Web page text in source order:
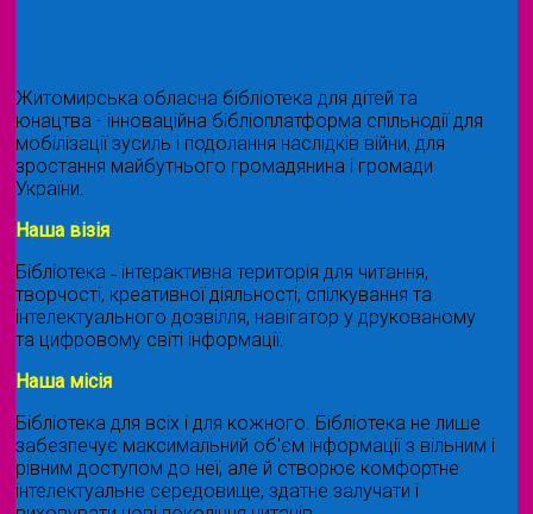
Житомирська обласна бібліотека для дітей та
юнацтва - інноваційна бібліоплатформа спільнодії для
мобілізації зусиль і подолання наслідків війни, для
зростання майбутнього громадянина і громади
України.
Наша візія
Бібліотека ˗ інтерактивна територія для читання,
творчості, креативної діяльності, спілкування та
інтелектуального дозвілля, навігатор у друкованому
та цифровому світі інформації.
Наша місія
Бібліотека для всіх і для кожного. Бібліотека не лише
забезпечує максимальний об'єм інформації з вільним і
рівним доступом до неї, але й створює комфортне
інтелектуальне середовище, здатне залучати і